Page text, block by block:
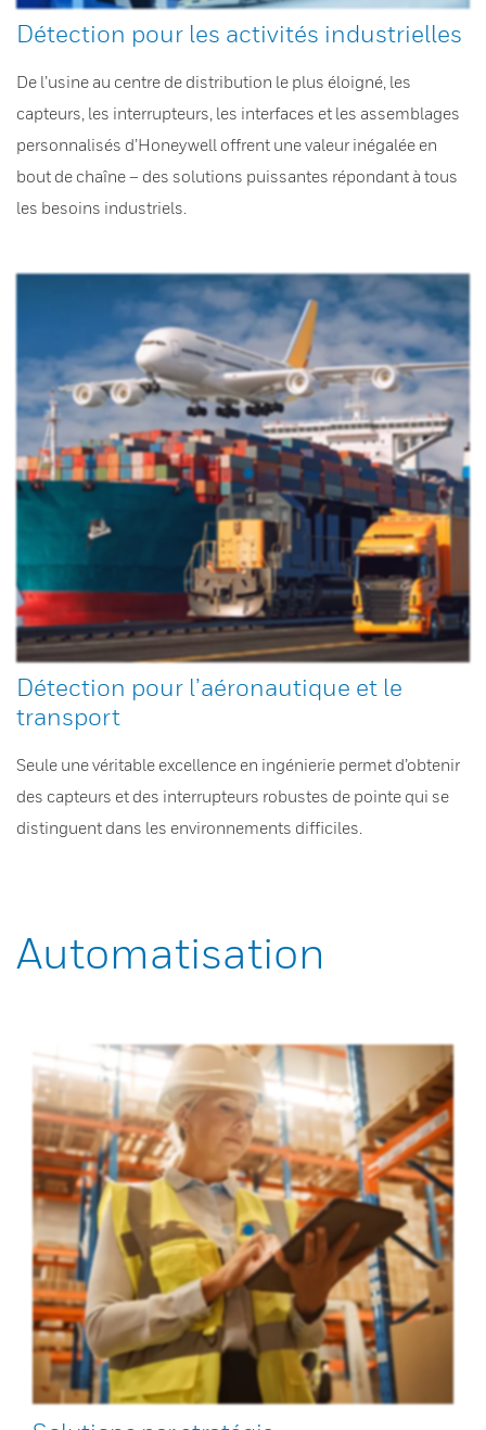
Détection pour les activités industrielles
De l’usine au centre de distribution le plus éloigné, les
capteurs, les interrupteurs, les interfaces et les assemblages
personnalisés d’Honeywell offrent une valeur inégalée en
bout de chaîne – des solutions puissantes répondant à tous
les besoins industriels.
Détection pour l’aéronautique et le
transport
Seule une véritable excellence en ingénierie permet d’obtenir
des capteurs et des interrupteurs robustes de pointe qui se
distinguent dans les environnements difficiles.
Automatisation